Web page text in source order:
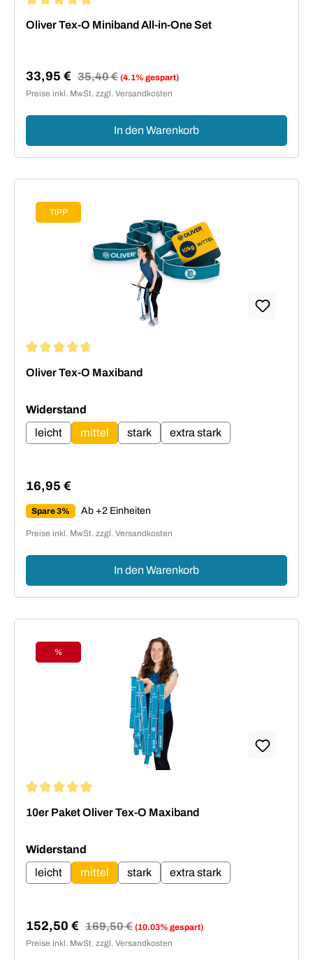
Oliver Tex-O Miniband All-in-One Set
Verkaufspreis:
33,95 € Regulärer Preis:
35,40 € (4.1% gespart)
Preise inkl. MwSt. zzgl. Versandkosten
In den Warenkorb
TIPP
Oliver Tex-O Maxiband
Widerstand
leicht
mittel stark extra stark
Regulärer Preis:
16,95 €
Spare 3% Ab +2 Einheiten
Preise inkl. MwSt. zzgl. Versandkosten
In den Warenkorb
Rabatt
%
10er Paket Oliver Tex-O Maxiband
Widerstand
leicht
mittel stark extra stark
Verkaufspreis:
152,50 € Regulärer Preis:
169,50 € (10.03% gespart)
Preise inkl. MwSt. zzgl. Versandkosten